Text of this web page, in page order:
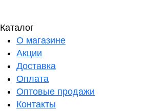
Каталог
О магазине
Акции
Доставка
Оплата
Оптовые продажи
Контакты